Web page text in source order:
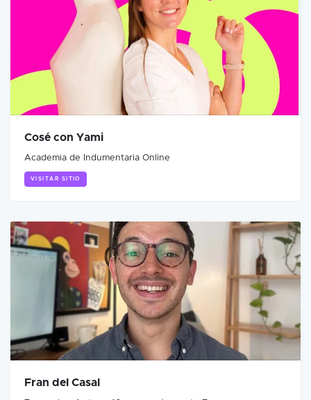
Cosé con Yami
Academia de Indumentaria Online
VISITAR SITIO
Fran del Casal